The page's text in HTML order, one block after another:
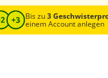
Bis zu3
einem Account anlegen